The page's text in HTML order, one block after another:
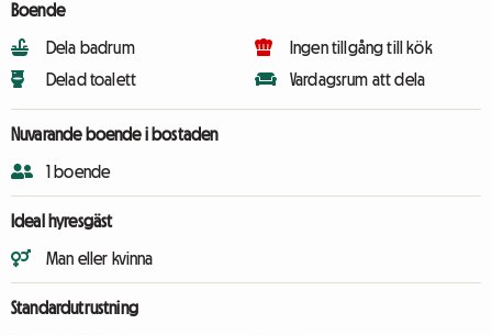
Boende
Dela badrum
Delad toalett
Ingen tillgång till kök
Vardagsrum att dela
Nuvarande boende i bostaden
1 boende
Ideal hyresgäst
Man eller kvinna
Standardutrustning